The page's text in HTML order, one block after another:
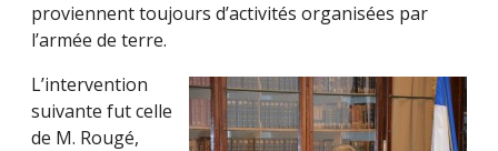
proviennent toujours d’activités organisées par
l’armée de terre.
L’intervention
suivante fut celle
de M. Rougé,